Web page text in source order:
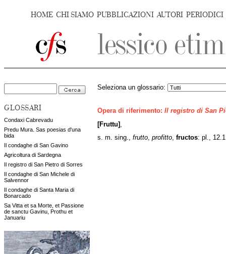
HOME CHI SIAMO PUBBLICAZIONI AUTORI PERIODICI
GLOSSARI
Condaxi Cabrevadu
Predu Mura. Sas poesias d'una
bida
Il condaghe di San Gavino
Agricoltura di Sardegna
Il registro di San Pietro di Sorres
Il condaghe di San Michele di
Salvennor
Il condaghe di Santa Maria di
Bonarcado
Sa Vitta et sa Morte, et Passione
de sanctu Gavinu, Prothu et
Januariu
Seleziona un glossario:
Opera di riferimento: Il registro di San
[Fruttu]
s. m. sing., frutto, profitto, fructos: pl.,